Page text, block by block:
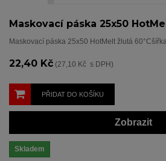
Maskovací páska 25x50
Maskovací páska 25x50 HotMelt žlutá
22,40 Kč (27,10 Kč s DPH)
PŘIDAT DO KOŠÍKU
Zobrazit
Skladem